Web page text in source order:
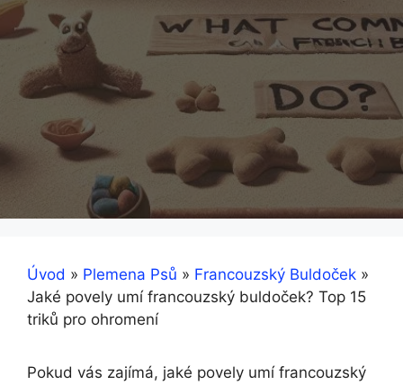
Úvod » Plemena Psů » Francouzský Buldoček »
Jaké povely umí francouzský buldoček? Top 15
triků pro ohromení
Pokud vás zajímá, jaké povely umí francouzský